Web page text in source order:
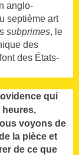
anglo-
septième art
subprimes, le
des
des États-
qui
heures,
voyons de
la pièce et
de ce que